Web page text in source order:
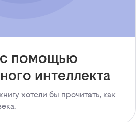
с помощью
интеллекта
хотели бы прочитать, как